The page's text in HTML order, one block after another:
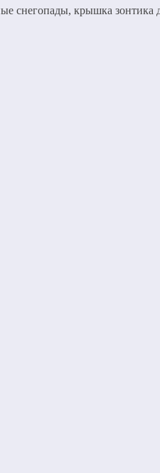
снегопады, крышка зонтика